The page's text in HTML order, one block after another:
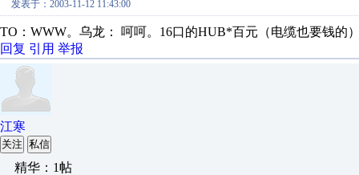
发表于：2003-11-12 11:43:00
TO：WWW。乌龙： 呵呵。16口的HUB*百元（电缆也要钱的
回复 引用 举报
江寒
关注 私信
精华：1帖